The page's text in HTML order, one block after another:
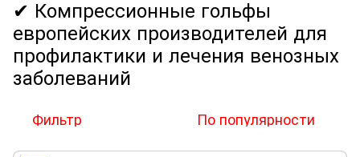
✔ Компрессионные гольфы
европейских производителей для
профилактики и лечения венозных
заболеваний
Фильтр По популярности